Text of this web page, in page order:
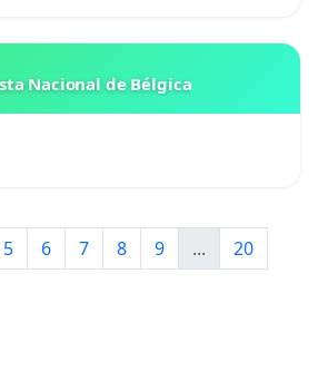
Nacional de Bélgica
5 6 7 8 9 ...
20